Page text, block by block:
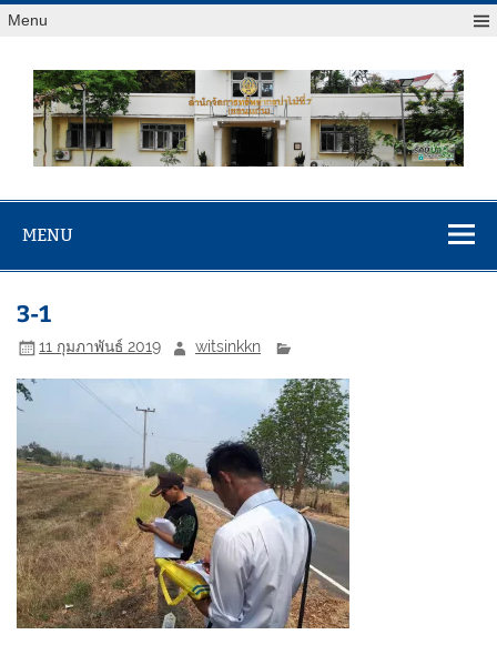
Menu
สจป.ที่ 7
(ขอนแก่น)
MENU
3-1
11 กุมภาพันธ์ 2019 witsinkkn